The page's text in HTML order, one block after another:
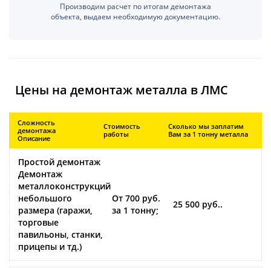
Производим расчет по итогам демонтажа
объекта, выдаем необходимую документацию.
Цены на демонтаж металла в ЛМС
Сложность
демонтажа
Описание
Стоимость
работы
Сколько мы заплатим
Вам за 1 тонну металла
Простой демонтаж
Демонтаж
металлоконструкций
небольшого
размера (гаражи,
торговые
павильоны, станки,
прицепы и тд.)
От 700 руб.
за 1 тонну;
25 500 руб..